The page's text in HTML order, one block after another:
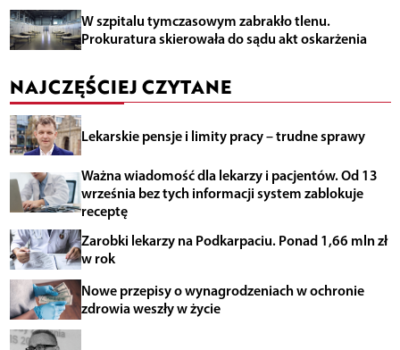
W szpitalu tymczasowym zabrakło tlenu.
Prokuratura skierowała do sądu akt oskarżenia
NAJCZĘŚCIEJ CZYTANE
Lekarskie pensje i limity pracy – trudne sprawy
Ważna wiadomość dla lekarzy i pacjentów. Od 13
września bez tych informacji system zablokuje
receptę
Zarobki lekarzy na Podkarpaciu. Ponad 1,66 mln zł
w rok
Nowe przepisy o wynagrodzeniach w ochronie
zdrowia weszły w życie